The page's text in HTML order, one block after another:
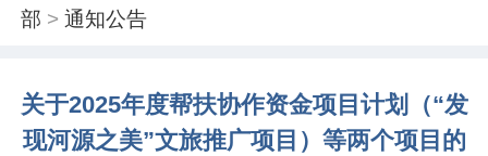
部 >通知公告
关于2025年度帮扶协作资金项目计划（“发
现河源之美”文旅推广项目）等两个项目的